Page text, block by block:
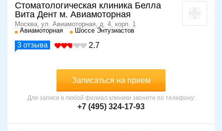
Стоматологическая клиника Белла
Вита Дент м. Авиамоторная
Москва, ул. Авиамоторная, д. 4, корп. 1
Авиамоторная
Шоссе Энтузиастов
3 отзыва 2.7
Записаться на прием
Для записи в любой филиал клиники звоните по телефону:
+7 (495) 324-17-93